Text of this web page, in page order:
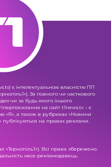
є інтелектуальною власністю ПП
За повного чи часткового
чи за будь-якого іншого
на сайт t1news.tv – є
«R», а також в рубриках «Новини
публікуються на правах реклами.
«Тернопіль1»). Всі права збережено.
несе рекламодавець.